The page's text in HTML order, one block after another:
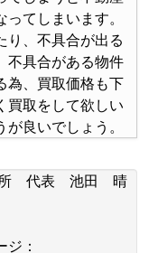
てしまいます。
り、不具合が出る
不具合がある物件
為、買取価格も下
買取をして欲しい
良いでしょう。
所 代表 池田 晴
：